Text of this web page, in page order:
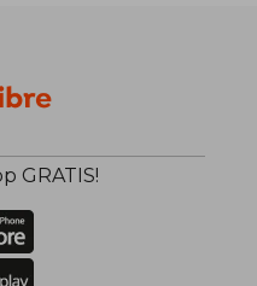
GRATIS!